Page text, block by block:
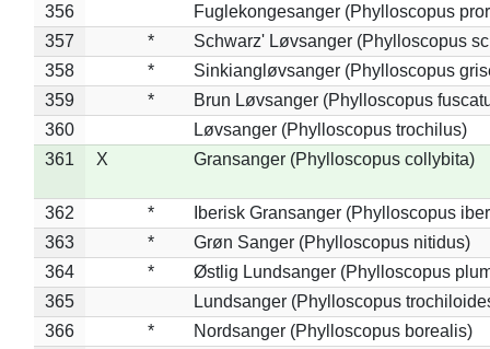
356
Fuglekongesanger (Phylloscopus
357
*
Schwarz' Løvsanger (Phylloscopus
358
*
Sinkiangløvsanger (Phylloscopus
359
*
Brun Løvsanger (Phylloscopus
360
Løvsanger (Phylloscopus trochilus)
361
X Gransanger (Phylloscopus collybita)
362 *
Iberisk Gransanger (Phylloscopus
363
*
Grøn Sanger (Phylloscopus nitidus)
364
*
Østlig Lundsanger (Phylloscopus
365
Lundsanger (Phylloscopus
366
*
Nordsanger (Phylloscopus borealis)